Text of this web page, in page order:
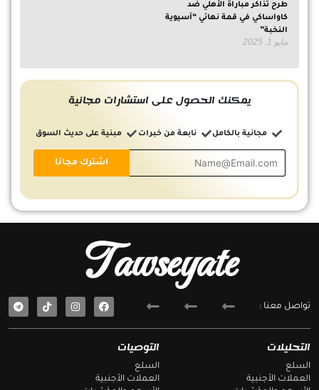
طرح تذاكر مباراة الأهلي ضد
كاواساكي في قمة نهائي “آسيوية
النخبة”
مايو 1, 2025
يمكنك الحصول على استشارات مجانية
مجانية بالكامل نابعة من خبرات مبنية على حديث السوق
التوصيات
السلع
العملات الأجنبية
التحليلات
السلع
العملات الأجنبية
Tawseyate
تواصل معنا :
F
a
e
T
e
e